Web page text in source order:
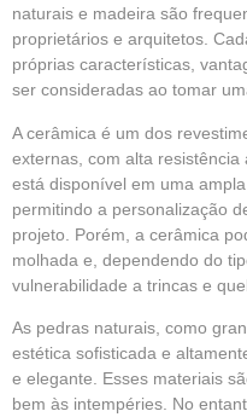
naturais e madeira são
proprietários e arquitetos.
próprias características,
ser consideradas ao tomar
A cerâmica é um dos
externas, com alta
está disponível em uma
permitindo a personalização
projeto. Porém, a cerâmica
molhada e, dependendo do
vulnerabilidade a trincas e
As pedras naturais, como
estética sofisticada e
e elegante. Esses materiais
bem às intempéries. No